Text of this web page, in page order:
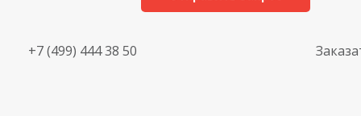
+7 (499) 444 38 50